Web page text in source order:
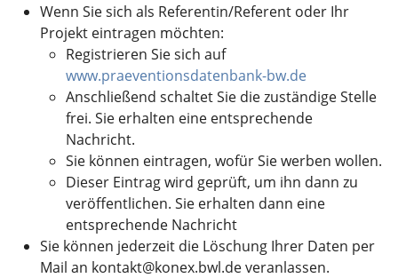
Wenn Sie sich als Referentin/Referent oder Ihr
Projekt eintragen möchten:
Registrieren Sie sich auf
www.praeventionsdatenbank-bw.de
Anschließend schaltet Sie die zuständige Stelle
frei. Sie erhalten eine entsprechende
Nachricht.
Sie können eintragen, wofür Sie werben wollen.
Dieser Eintrag wird geprüft, um ihn dann zu
veröffentlichen. Sie erhalten dann eine
entsprechende Nachricht
Sie können jederzeit die Löschung Ihrer Daten per
Mail an kontakt@konex.bwl.de veranlassen.